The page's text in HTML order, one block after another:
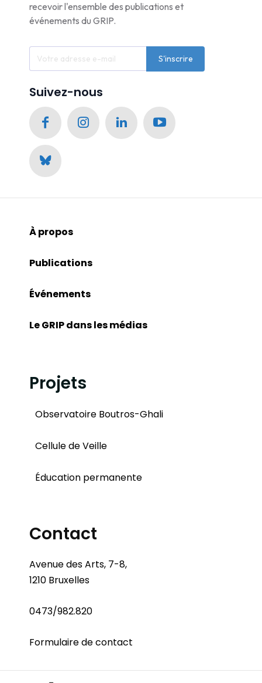
recevoir l'ensemble des publications et
événements du GRIP.
S'inscrire
Suivez-nous
À propos
Publications
Événements
Le GRIP dans les médias
Projets
Observatoire Boutros-Ghali
Cellule de Veille
Éducation permanente
Contact
Avenue des Arts, 7-8,
1210 Bruxelles
0473/982.820
Formulaire de contact